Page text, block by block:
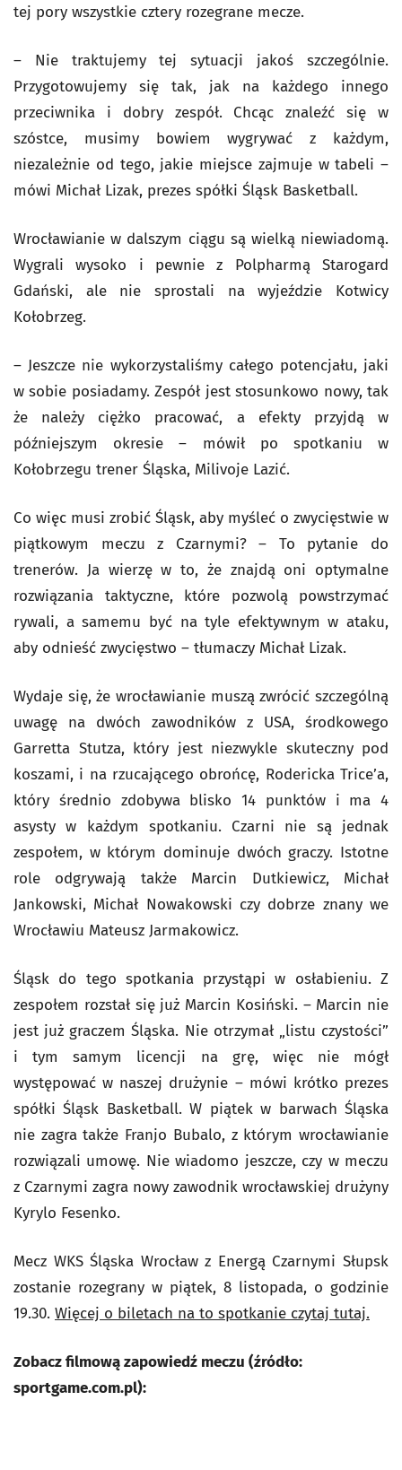
tej pory wszystkie cztery rozegrane mecze.
– Nie traktujemy tej sytuacji jakoś szczególnie.
Przygotowujemy się tak, jak na każdego innego
przeciwnika i dobry zespół. Chcąc znaleźć się w
szóstce, musimy bowiem wygrywać z każdym,
niezależnie od tego, jakie miejsce zajmuje w tabeli –
mówi Michał Lizak, prezes spółki Śląsk Basketball.
Wrocławianie w dalszym ciągu są wielką niewiadomą.
Wygrali wysoko i pewnie z Polpharmą Starogard
Gdański, ale nie sprostali na wyjeździe Kotwicy
Kołobrzeg.
– Jeszcze nie wykorzystaliśmy całego potencjału, jaki
w sobie posiadamy. Zespół jest stosunkowo nowy, tak
że należy ciężko pracować, a efekty przyjdą w
późniejszym okresie – mówił po spotkaniu w
Kołobrzegu trener Śląska, Milivoje Lazić.
Co więc musi zrobić Śląsk, aby myśleć o zwycięstwie w
piątkowym meczu z Czarnymi? – To pytanie do
trenerów. Ja wierzę w to, że znajdą oni optymalne
rozwiązania taktyczne, które pozwolą powstrzymać
rywali, a samemu być na tyle efektywnym w ataku,
aby odnieść zwycięstwo – tłumaczy Michał Lizak.
Wydaje się, że wrocławianie muszą zwrócić szczególną
uwagę na dwóch zawodników z USA, środkowego
Garretta Stutza, który jest niezwykle skuteczny pod
koszami, i na rzucającego obrońcę, Rodericka Trice’a,
który średnio zdobywa blisko 14 punktów i ma 4
asysty w każdym spotkaniu. Czarni nie są jednak
zespołem, w którym dominuje dwóch graczy. Istotne
role odgrywają także Marcin Dutkiewicz, Michał
Jankowski, Michał Nowakowski czy dobrze znany we
Wrocławiu Mateusz Jarmakowicz.
Śląsk do tego spotkania przystąpi w osłabieniu. Z
zespołem rozstał się już Marcin Kosiński. – Marcin nie
jest już graczem Śląska. Nie otrzymał „listu czystości”
i tym samym licencji na grę, więc nie mógł
występować w naszej drużynie – mówi krótko prezes
spółki Śląsk Basketball. W piątek w barwach Śląska
nie zagra także Franjo Bubalo, z którym wrocławianie
rozwiązali umowę. Nie wiadomo jeszcze, czy w meczu
z Czarnymi zagra nowy zawodnik wrocławskiej drużyny
Kyrylo Fesenko.
Mecz WKS Śląska Wrocław z Energą Czarnymi Słupsk
zostanie rozegrany w piątek, 8 listopada, o godzinie
19.30. Więcej o biletach na to spotkanie czytaj tutaj.
Zobacz filmową zapowiedź meczu (źródło:
sportgame.com.pl):